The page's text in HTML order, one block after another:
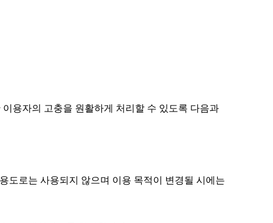
용자의 고충을 원활하게 처리할 수 있도록 다음과
도로는 사용되지 않으며 이용 목적이 변경될 시에는